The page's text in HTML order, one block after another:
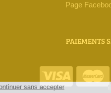
Page
PAIEMENTS